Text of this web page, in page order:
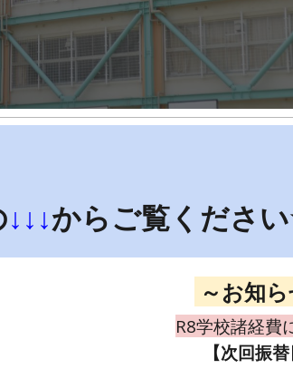
↓↓↓からご覧くださ
～お知
R8学校諸経費
【次回振替